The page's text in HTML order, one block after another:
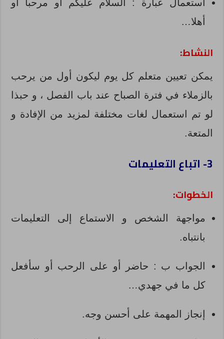
استعمال عبارة : السلام عليكم أو مرحبا أو
أهلا…
النشاط:
يمكن تعيين متعلم كل يوم ليكون أول من يرحب
بالزملاء في فترة الصباح عند باب الفصل ، و حبذا
لو تم استعمال لغات مختلفة لمزيد من الإفادة و
المتعة.
3- اتباع التعليمات
الخطوات:
مواجهة الشخص و الاستماع إلى التعليمات
بانتباه.
الجواب ب : حاضر أو على الرحب أو سأفعل
كل ما في جهدي…
إنجاز المهمة على أحسن وجه.